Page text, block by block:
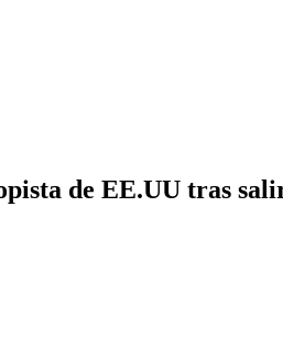
de EE.UU tras